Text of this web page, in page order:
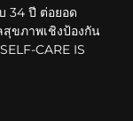
34 ปี ต่อยอด
ขภาพเชิงป้องกัน
CARE IS